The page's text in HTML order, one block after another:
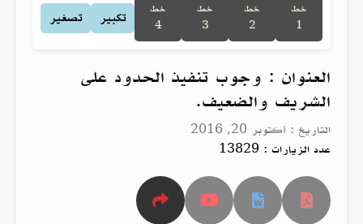
خط
1
خط
2
خط
3
خط
4
تكبير تصغير
العنوان : وجوب تنفيذ الحدود على
الشريف والضعيف.
التاريخ : أكتوبر 20, 2016
عدد الزيارات : 13829